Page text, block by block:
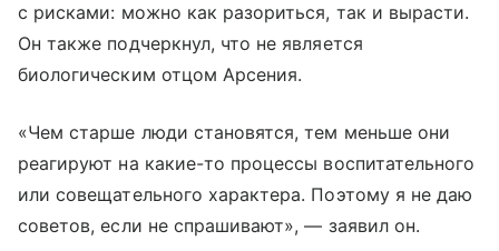
с рисками: можно как разориться, так и вырасти.
Он также подчеркнул, что не является
биологическим отцом Арсения.
«Чем старше люди становятся, тем меньше они
реагируют на какие-то процессы воспитательного
или совещательного характера. Поэтому я не даю
советов, если не спрашивают», — заявил он.